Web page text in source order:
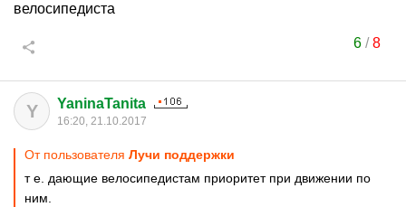
велосипедиста
6/8
Y YaninaTanita
16:20, 21.10.2017
От пользователя Лучи поддержки
т е. дающие велосипедистам приоритет при движении по
ним.